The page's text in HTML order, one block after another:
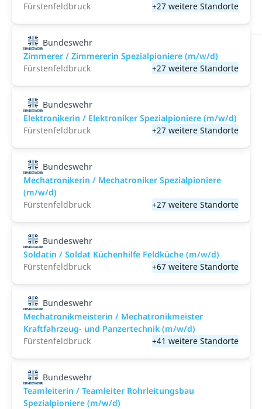
Fürstenfeldbruck
+27 weitere Standorte
Bundeswehr
Zimmerer / Zimmererin Spezialpioniere (m/w/d)
Fürstenfeldbruck
+27 weitere Standorte
Bundeswehr
Elektronikerin / Elektroniker Spezialpioniere (m/w/d)
Fürstenfeldbruck
+27 weitere Standorte
Bundeswehr
Mechatronikerin / Mechatroniker Spezialpioniere
(m/w/d)
Fürstenfeldbruck
+27 weitere Standorte
Bundeswehr
Soldatin / Soldat Küchenhilfe Feldküche (m/w/d)
Fürstenfeldbruck
+67 weitere Standorte
Bundeswehr
Mechatronikmeisterin / Mechatronikmeister
Kraftfahrzeug- und Panzertechnik (m/w/d)
Fürstenfeldbruck
+41 weitere Standorte
Bundeswehr
Teamleiterin / Teamleiter Rohrleitungsbau
Spezialpioniere (m/w/d)